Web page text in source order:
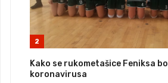
2
Kako se rukometašice Feniksa
koronavirusa